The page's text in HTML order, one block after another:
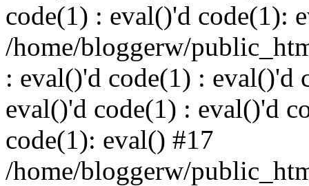
code(1) : eval()'d code(1):
/home/bloggerw/
: eval()'d code(1) : eval()'d
eval()'d code(1) : eval()'d
code(1): eval() #17
/home/bloggerw/